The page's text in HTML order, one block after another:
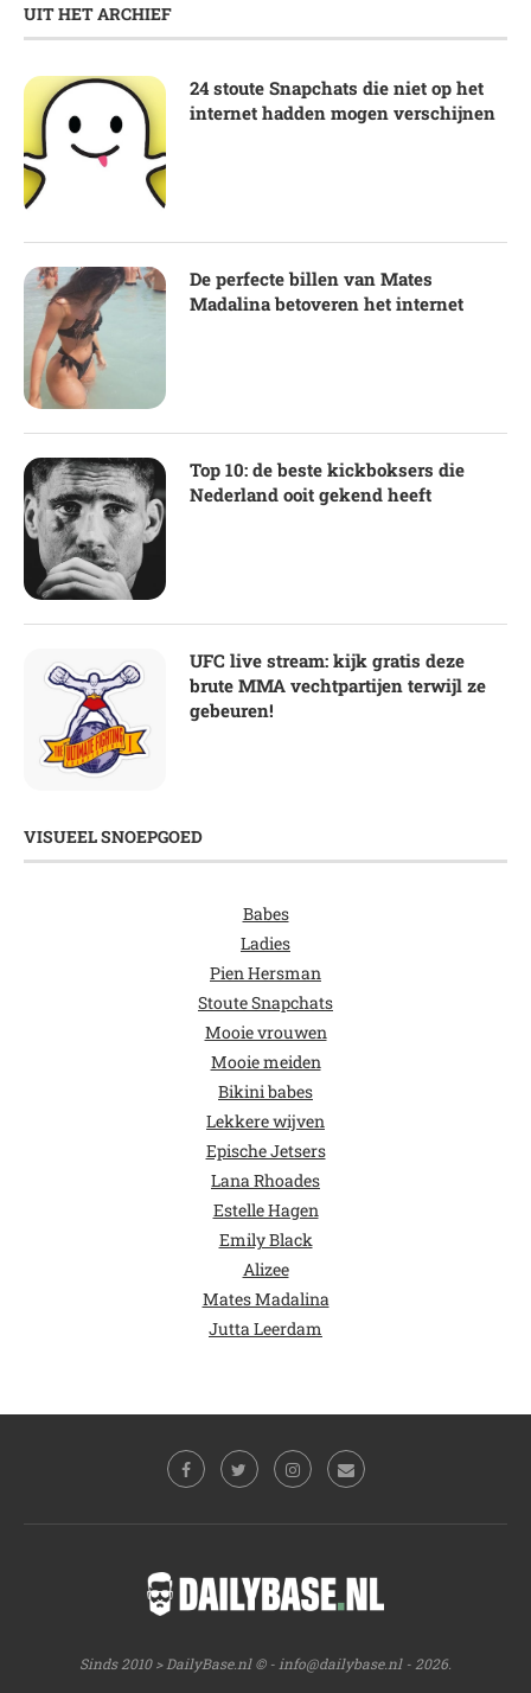
UIT HET ARCHIEF
24 stoute Snapchats die niet op het
internet hadden mogen verschijnen
De perfecte billen van Mates
Madalina betoveren het internet
Top 10: de beste kickboksers die
Nederland ooit gekend heeft
UFC live stream: kijk gratis deze
brute MMA vechtpartijen terwijl ze
gebeuren!
VISUEEL SNOEPGOED
Babes
Ladies
Pien Hersman
Stoute Snapchats
Mooie vrouwen
Mooie meiden
Bikini babes
Lekkere wijven
Epische Jetsers
Lana Rhoades
Estelle Hagen
Emily Black
Alizee
Mates Madalina
Jutta Leerdam
Sinds 2010 > DailyBase.nl © - info@dailybase.nl- 2026.